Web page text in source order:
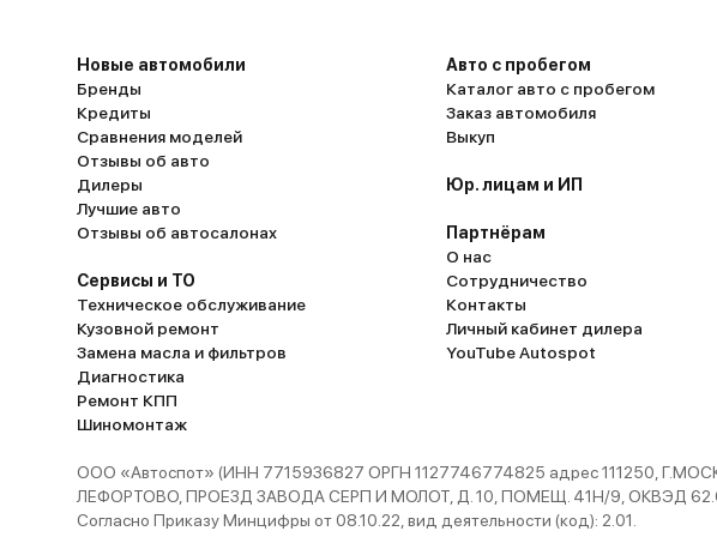
Новые автомобили
Бренды
Кредиты
Сравнения моделей
Отзывы об авто
Дилеры
Лучшие авто
Отзывы об автосалонах
Сервисы и ТО
Техническое обслуживание
Кузовной ремонт
Замена масла и фильтров
Диагностика
Ремонт КПП
Шиномонтаж
Авто с пробегом
Каталог авто с пробегом
Заказ автомобиля
Выкуп
Юр. лицам и ИП
Партнёрам
О нас
Сотрудничество
Контакты
Личный кабинет дилера
YouTube Autospot
ООО «Автоспот» (ИНН 7715936827 ОРГН 1127746774825 адрес 111250,
ЛЕФОРТОВО, ПРОЕЗД ЗАВОДА СЕРП И МОЛОТ, Д. 10, ПОМЕЩ. 41Н/9, ОКВЭД 62.0)
Согласно Приказу Минцифры от 08.10.22, вид деятельности (код): 2.01.